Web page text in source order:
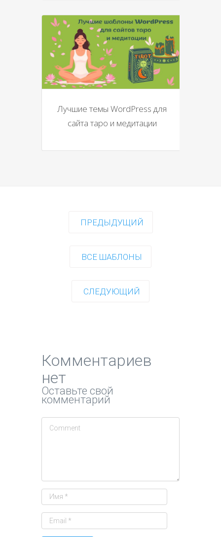
Лучшие темы WordPress для
сайта таро и медитации
ПРЕДЫДУЩИЙ
ВСЕ ШАБЛОНЫ
СЛЕДУЮЩИЙ
Комментариев
нет
Оставьте свой
комментарий